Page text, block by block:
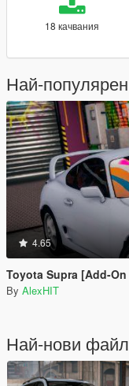
18 качвания
Най-
4.65
Toyota Supra [Add-
By AlexHIT
Най-нови